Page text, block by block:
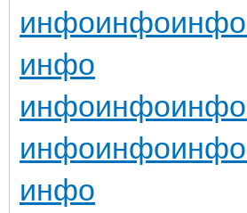
инфоинфоинфо
инфо
инфоинфоинфо
инфоинфоинфо
инфо